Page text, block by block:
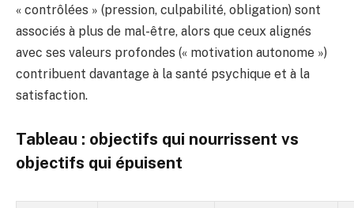
« contrôlées » (pression, culpabilité, obligation) sont
associés à plus de mal-être, alors que ceux alignés
avec ses valeurs profondes (« motivation autonome »)
contribuent davantage à la santé psychique et à la
satisfaction.
Tableau : objectifs qui nourrissent vs
objectifs qui épuisent